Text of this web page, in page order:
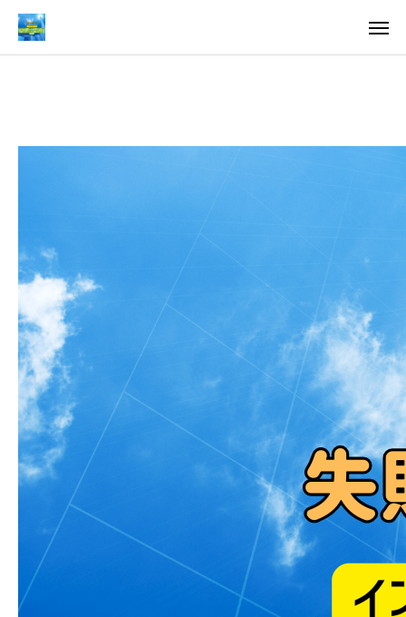
料金について
成婚までの流れ
会員様からの喜びの声
よくあるご質問
ブログ
お問い合わせ